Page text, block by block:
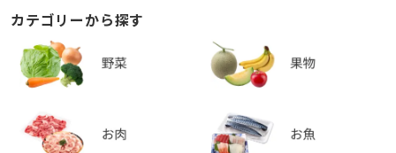
カテゴリーから探す